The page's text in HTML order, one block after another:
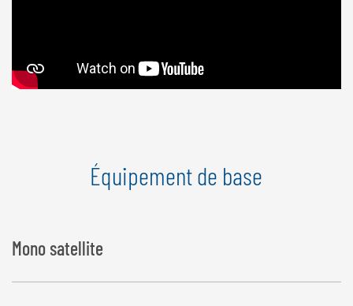
Équipement de base
Mono satellite